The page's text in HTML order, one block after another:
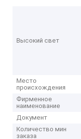
Высокий свет
Место
происхождения
Фирменное
наименование
Документ
Количество мин
заказа